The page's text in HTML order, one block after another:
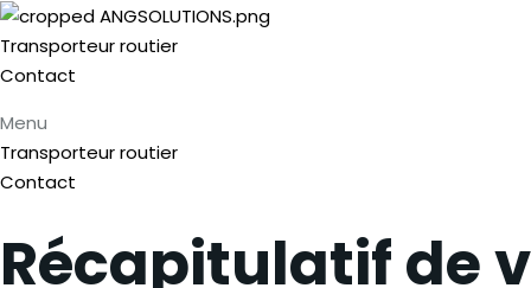
Transporteur routier
Contact
Menu
Transporteur routier
Contact
Récapitulatif de